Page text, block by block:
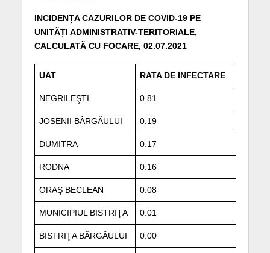
INCIDENȚA CAZURILOR DE COVID-19 PE
UNITĂȚI ADMINISTRATIV-TERITORIALE,
CALCULATĂ CU FOCARE, 02.07.2021
UAT RATA DE INFECTARE
NEGRILEŞTI 0.81
JOSENII BÂRGĂULUI 0.19
DUMITRA 0.17
RODNA 0.16
ORAŞ BECLEAN 0.08
MUNICIPIUL BISTRIŢA 0.01
BISTRIŢA BÂRGĂULUI 0.00